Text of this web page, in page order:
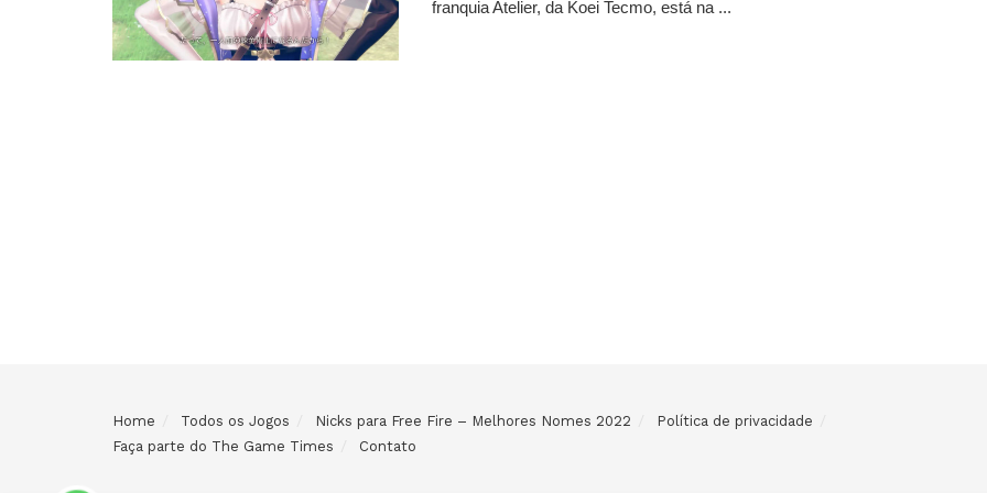
franquia Atelier, da Koei Tecmo, está na ...
Home Todos os Jogos Nicks para Free Fire – Melhores Nomes 2022
Política de privacidade
Faça parte do The Game Times
Contato